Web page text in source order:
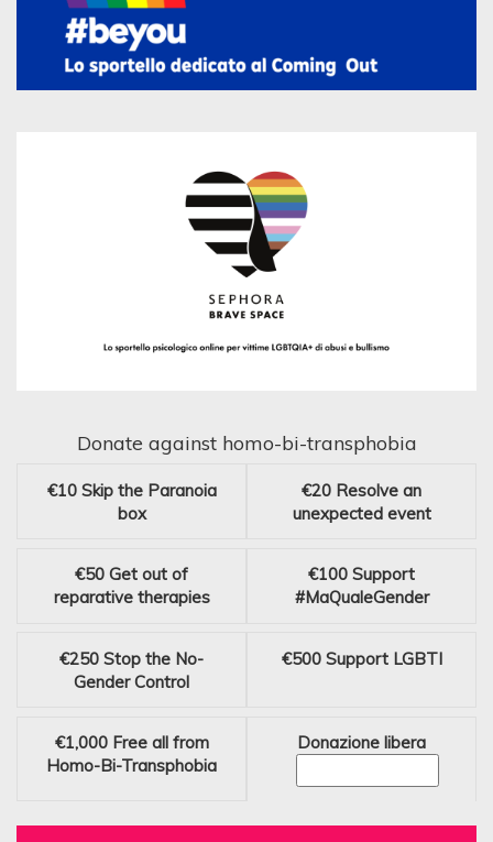
Donate against homo-bi-transphobia
€10 Skip the Paranoia
box
€20 Resolve an
unexpected event
€50 Get out of
reparative therapies
€100 Support
#MaQualeGender
€250 Stop the No-
Gender Control
€500 Support LGBTI
€1,000 Free all from
Homo-Bi-Transphobia
Donazione libera